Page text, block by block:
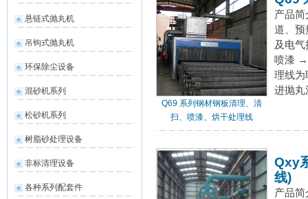
悬链式抛丸机
吊钩式抛丸机
环保除尘设备
混砂机系列
松砂机系列
树脂砂处理设备
非标清理设备
各种系列配套件
Q69 系列钢材钢板清理、清
扫、喷漆、烘干处理线
产品
道、预
及电
喷漆 →
理线为
进抛
Qxy
线)
产品